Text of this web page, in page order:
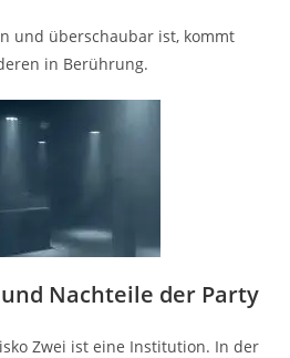
und überschaubar ist, kommt
in Berührung.
Nachteile der Party
Zwei ist eine Institution. In der